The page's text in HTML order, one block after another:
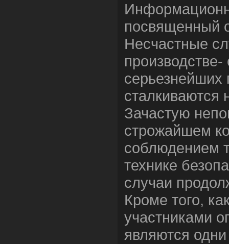
посвященный
Несчастные
производстве-
серьезнейших
сталкиваются
Зачастую
строжайшем
соблюдением
технике
случаи
Кроме того,
участниками
являются